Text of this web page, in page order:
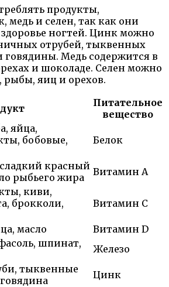
продукты,
медь и селен, так как они
ногтей. Цинк можно
отрубей, тыквенных
говядины. Медь содержится в
и шоколаде. Селен можно
рыбы, яиц и орехов.
Питательное
вещество
яйца,
бобовые,
Белок
красный
рыбьего жира
Витамин А
киви,
брокколи,
Витамин C
масло
Витамин D
шпинат,
Железо
тыквенные
Цинк